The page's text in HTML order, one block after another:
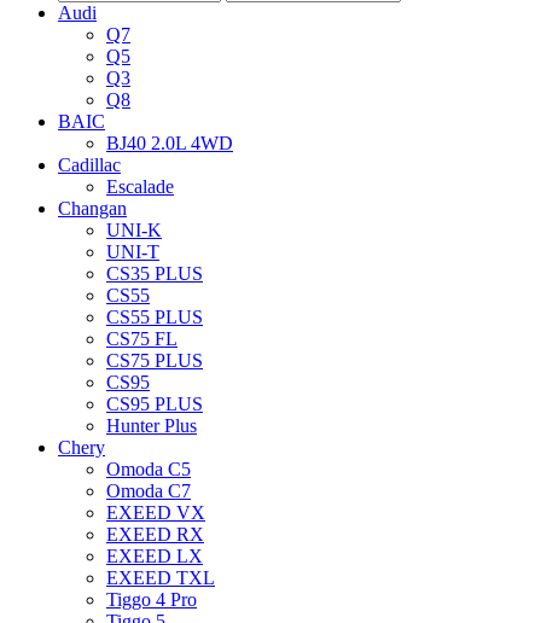
Audi
Q7
Q5
Q3
Q8
BAIC
BJ40 2.0L 4WD
Cadillac
Escalade
Changan
UNI-K
UNI-T
CS35 PLUS
CS55
CS55 PLUS
CS75 FL
CS75 PLUS
CS95
CS95 PLUS
Hunter Plus
Chery
Omoda C5
Omoda C7
EXEED VX
EXEED RX
EXEED LX
EXEED TXL
Tiggo 4 Pro